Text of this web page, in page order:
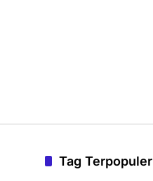
Tag Terpopuler